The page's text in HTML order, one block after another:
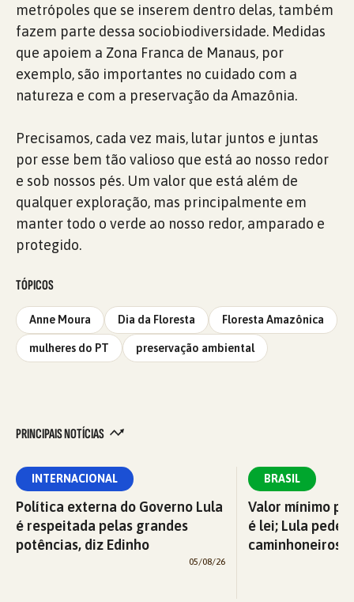
metrópoles que se inserem dentro delas, também
fazem parte dessa sociobiodiversidade. Medidas
que apoiem a Zona Franca de Manaus, por
exemplo, são importantes no cuidado com a
natureza e com a preservação da Amazônia.
Precisamos, cada vez mais, lutar juntos e juntas
por esse bem tão valioso que está ao nosso redor
e sob nossos pés. Um valor que está além de
qualquer exploração, mas principalmente em
manter todo o verde ao nosso redor, amparado e
protegido.
TÓPICOS
Anne Moura Dia da Floresta Floresta Amazônica
mulheres do PT preservação ambiental
PRINCIPAIS NOTÍCIAS
INTERNACIONAL
Política externa do Governo Lula
é respeitada pelas grandes
potências, diz Edinho
05/08/26
BRASIL
Valor mínimo
é lei; Lula pede
caminhoneiros